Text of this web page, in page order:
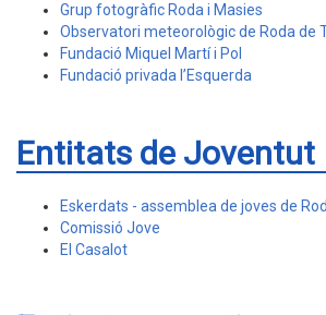
Grup fotogràfic Roda i Masies
Observatori meteorològic de Roda de
Fundació Miquel Martí i Pol
Fundació privada l’Esquerda
Entitats de Joventut
Eskerdats - assemblea de joves de
Comissió Jove
El Casalot